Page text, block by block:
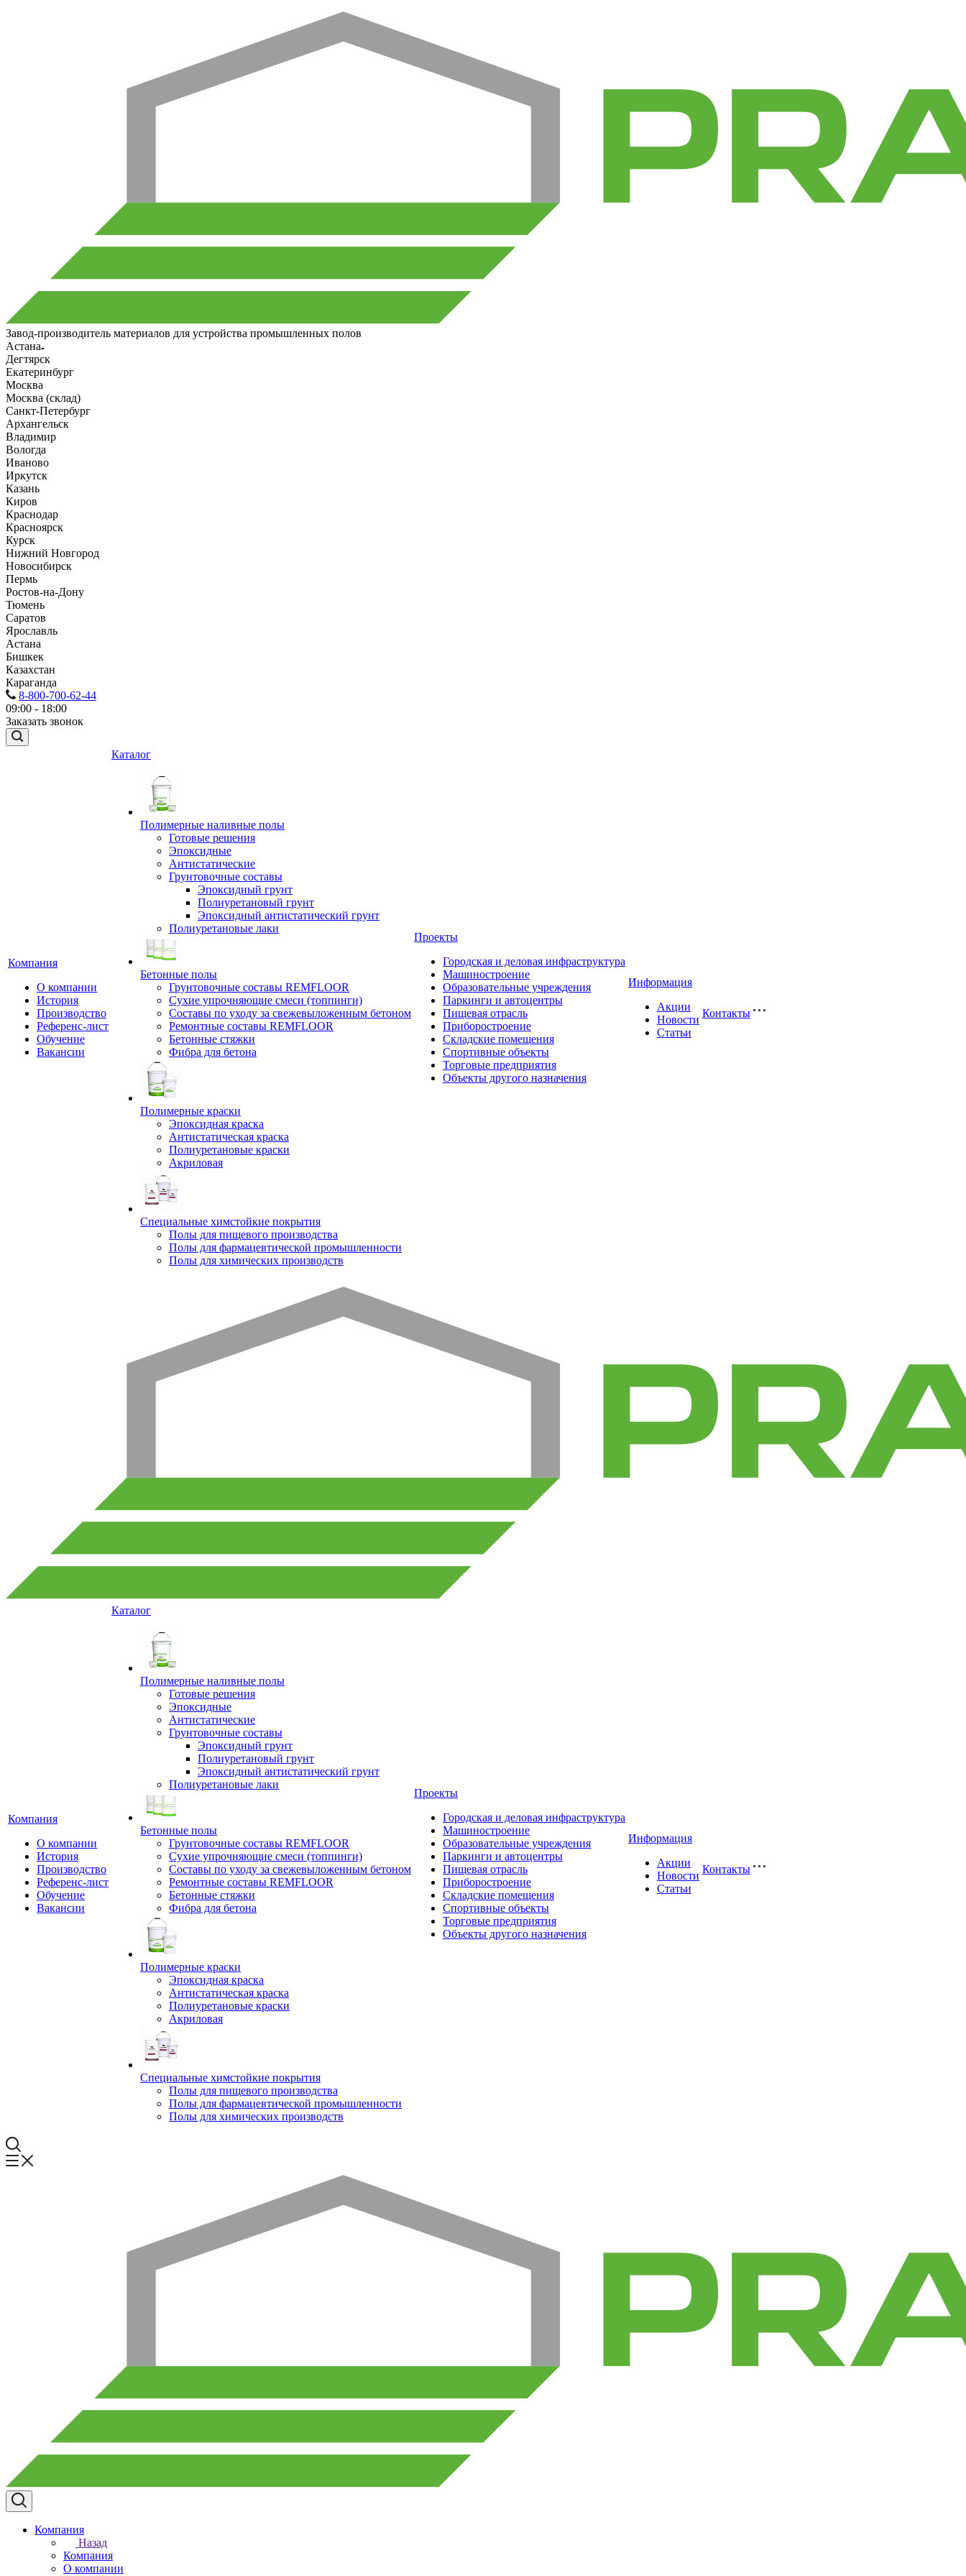
Завод-производитель материалов для устройства промышленных полов
Астана
Дегтярск
Екатеринбург
Москва
Москва (склад)
Санкт-Петербург
Архангельск
Владимир
Вологда
Иваново
Иркутск
Казань
Киров
Краснодар
Красноярск
Курск
Нижний Новгород
Новосибирск
Пермь
Ростов-на-Дону
Тюмень
Саратов
Ярославль
Астана
Бишкек
Казахстан
Караганда
8-800-700-62-44
09:00 - 18:00
Заказать звонок
Компания
О компании
История
Производство
Референс-лист
Обучение
Вакансии
Каталог
Полимерные наливные полы
Готовые решения
Эпоксидные
Антистатические
Грунтовочные составы
Эпоксидный грунт
Полиуретановый грунт
Эпоксидный антистатический грунт
Полиуретановые лаки
Бетонные полы
Грунтовочные составы REMFLOOR
Сухие упрочняющие смеси (топпинги)
Составы по уходу за свежевыложенным бетоном
Ремонтные составы REMFLOOR
Бетонные стяжки
Фибра для бетона
Полимерные краски
Эпоксидная краска
Антистатическая краска
Полиуретановые краски
Акриловая
Специальные химстойкие покрытия
Полы для пищевого производства
Полы для фармацевтической промышленности
Полы для химических производств
Проекты
Городская и деловая инфраструктура
Машиностроение
Образовательные учреждения
Паркинги и автоцентры
Пищевая отрасль
Приборостроение
Складские помещения
Спортивные объекты
Торговые предприятия
Объекты другого назначения
Информация
Акции
Новости
Статьи
Контакты
Компания
О компании
История
Производство
Референс-лист
Обучение
Вакансии
Каталог
Полимерные наливные полы
Готовые решения
Эпоксидные
Антистатические
Грунтовочные составы
Эпоксидный грунт
Полиуретановый грунт
Эпоксидный антистатический грунт
Полиуретановые лаки
Бетонные полы
Грунтовочные составы REMFLOOR
Сухие упрочняющие смеси (топпинги)
Составы по уходу за свежевыложенным бетоном
Ремонтные составы REMFLOOR
Бетонные стяжки
Фибра для бетона
Полимерные краски
Эпоксидная краска
Антистатическая краска
Полиуретановые краски
Акриловая
Специальные химстойкие покрытия
Полы для пищевого производства
Полы для фармацевтической промышленности
Полы для химических производств
Проекты
Городская и деловая инфраструктура
Машиностроение
Образовательные учреждения
Паркинги и автоцентры
Пищевая отрасль
Приборостроение
Складские помещения
Спортивные объекты
Торговые предприятия
Объекты другого назначения
Информация
Акции
Новости
Статьи
Контакты
Компания
Назад
Компания
О компании